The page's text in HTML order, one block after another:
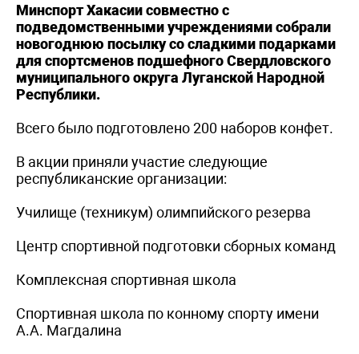
Минспорт Хакасии совместно с
подведомственными учреждениями собрали
новогоднюю посылку со сладкими подарками
для спортсменов подшефного Свердловского
муниципального округа Луганской Народной
Республики.
Всего было подготовлено 200 наборов конфет.
В акции приняли участие следующие
республиканские организации:
Училище (техникум) олимпийского резерва
Центр спортивной подготовки сборных команд
Комплексная спортивная школа
Спортивная школа по конному спорту имени
А.А. Магдалина